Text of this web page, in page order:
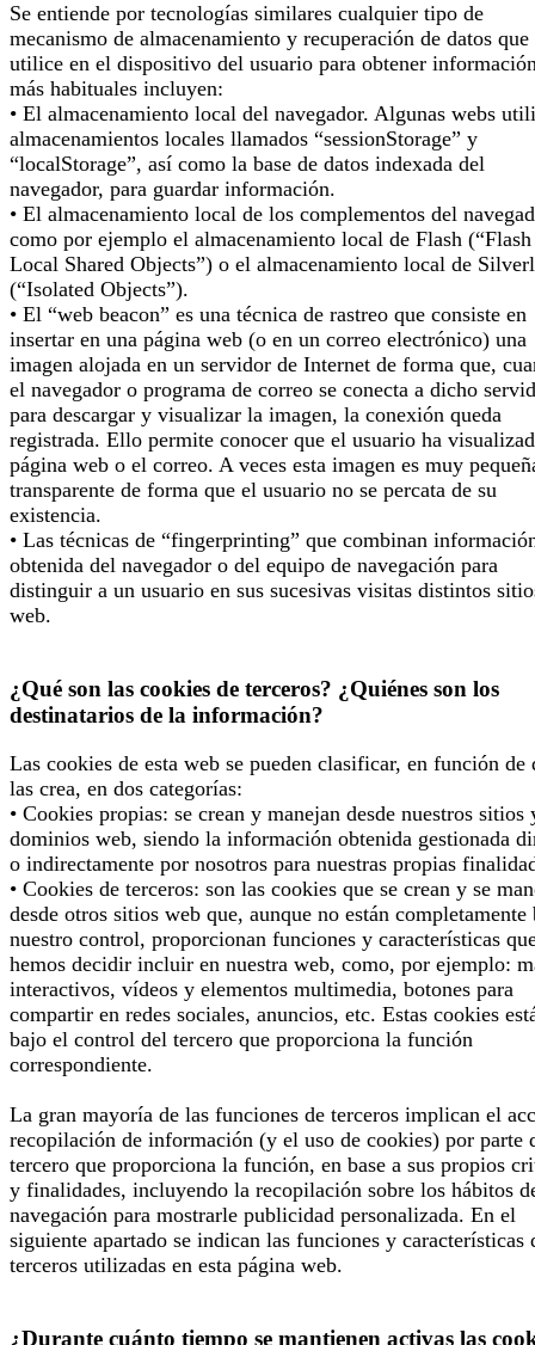
Se entiende por tecnologías similares cualquier tipo de
mecanismo de almacenamiento y recuperación de datos que
utilice en el dispositivo del usuario para obtener
más habituales incluyen:
• El almacenamiento local del navegador. Algunas webs
almacenamientos locales llamados “sessionStorage” y
“localStorage”, así como la base de datos indexada del
navegador, para guardar información.
• El almacenamiento local de los complementos del
como por ejemplo el almacenamiento local de Flash (“Flash
Local Shared Objects”) o el almacenamiento local de
(“Isolated Objects”).
• El “web beacon” es una técnica de rastreo que consiste en
insertar en una página web (o en un correo electrónico) una
imagen alojada en un servidor de Internet de forma que,
el navegador o programa de correo se conecta a dicho
para descargar y visualizar la imagen, la conexión queda
registrada. Ello permite conocer que el usuario ha
página web o el correo. A veces esta imagen es muy
transparente de forma que el usuario no se percata de su
existencia.
• Las técnicas de “fingerprinting” que combinan
obtenida del navegador o del equipo de navegación para
distinguir a un usuario en sus sucesivas visitas distintos
web.
¿Qué son las cookies de terceros? ¿Quiénes son los
destinatarios de la información?
Las cookies de esta web se pueden clasificar, en función de
las crea, en dos categorías:
• Cookies propias: se crean y manejan desde nuestros sitios
dominios web, siendo la información obtenida gestionada
o indirectamente por nosotros para nuestras propias
• Cookies de terceros: son las cookies que se crean y se
desde otros sitios web que, aunque no están completamente
nuestro control, proporcionan funciones y características
hemos decidir incluir en nuestra web, como, por ejemplo:
interactivos, vídeos y elementos multimedia, botones para
compartir en redes sociales, anuncios, etc. Estas cookies
bajo el control del tercero que proporciona la función
correspondiente.
La gran mayoría de las funciones de terceros implican el
recopilación de información (y el uso de cookies) por parte
tercero que proporciona la función, en base a sus propios
y finalidades, incluyendo la recopilación sobre los hábitos
navegación para mostrarle publicidad personalizada. En el
siguiente apartado se indican las funciones y características
terceros utilizadas en esta página web.
¿Durante cuánto tiempo se mantienen activas las